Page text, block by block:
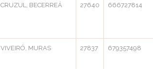
CRUZUL, BECERREÁ 27640 666727814
VIVEIRÓ, MURAS 27837 679357498